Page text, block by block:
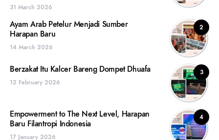
31 March 2026
2
Ayam Arab Petelur Menjadi Sumber
Harapan Baru
14 March 2026
3
Berzakat Itu Kalcer Bareng Dompet Dhuafa
12 February 2026
4
Empowerment to The Next Level, Harapan
Baru Filantropi Indonesia
17 January 2026